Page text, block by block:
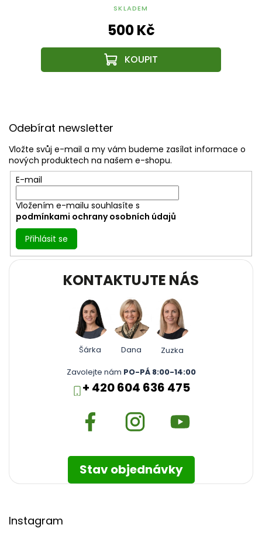
SKLADEM
500 Kč
Odebírat newsletter
Vložte svůj e-mail a my vám budeme zasílat informace o
nových produktech na našem e-shopu.
E-mail
Vložením e-mailu souhlasíte s
podmínkami ochrany osobních údajů
Přihlásit se
KONTAKTUJTE NÁS
Šárka Dana
Zuzka
Zavolejte nám PO-PÁ 8:00-14:00
+ 420 604 636 475
Stav objednávky
Instagram